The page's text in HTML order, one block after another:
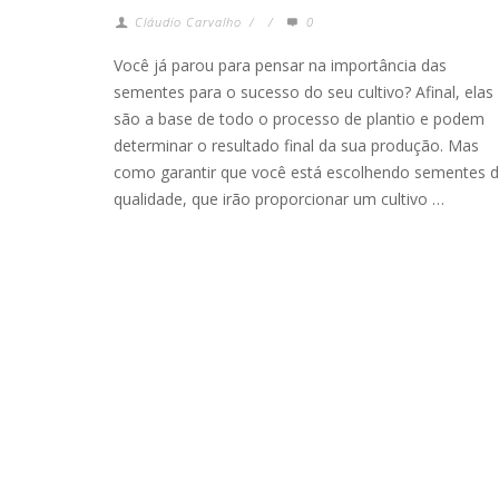
Cláudio Carvalho / / 0
Você já parou para pensar na importância das
sementes para o sucesso do seu cultivo? Afinal, elas
são a base de todo o processo de plantio e podem
determinar o resultado final da sua produção. Mas
como garantir que você está escolhendo sementes
qualidade, que irão proporcionar um cultivo …